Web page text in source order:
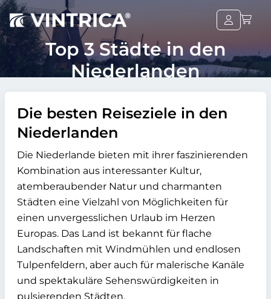
Top 3 Städte in den
Niederlanden
Die besten Reiseziele in den
Niederlanden
Die Niederlande bieten mit ihrer faszinierenden
Kombination aus interessanter Kultur,
atemberaubender Natur und charmanten
Städten eine Vielzahl von Möglichkeiten für
einen unvergesslichen Urlaub im Herzen
Europas. Das Land ist bekannt für flache
Landschaften mit Windmühlen und endlosen
Tulpenfeldern, aber auch für malerische Kanäle
und spektakuläre Sehenswürdigkeiten in
pulsierenden Städten.